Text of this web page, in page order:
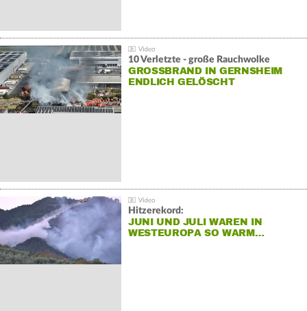
10 Verletzte - große Rauchwolke
GROSSBRAND IN GERNSHEIM E
NDLICH GELÖSCHT
Hitzerekord:
JUNI UND JULI WAREN IN
WESTEUROPA SO WARM…